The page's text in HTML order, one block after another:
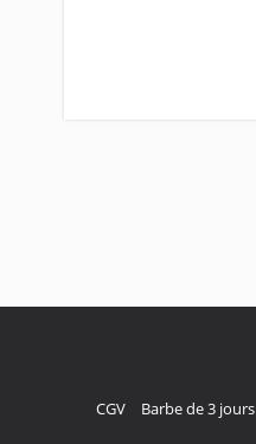
CGV Barbe de 3 jours